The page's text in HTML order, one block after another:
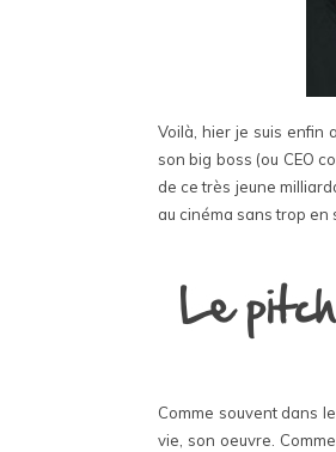
Voilà, hier je suis enfin
son big boss (ou CEO
de ce très jeune
au cinéma sans trop en
Comme souvent dans
vie, son oeuvre.